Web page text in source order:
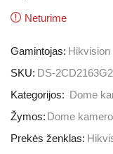
Neturime
Gamintojas: Hikvision
SKU: DS-
Kategorijos:
Dome
Žymos: Dome
Prekės ženklas: